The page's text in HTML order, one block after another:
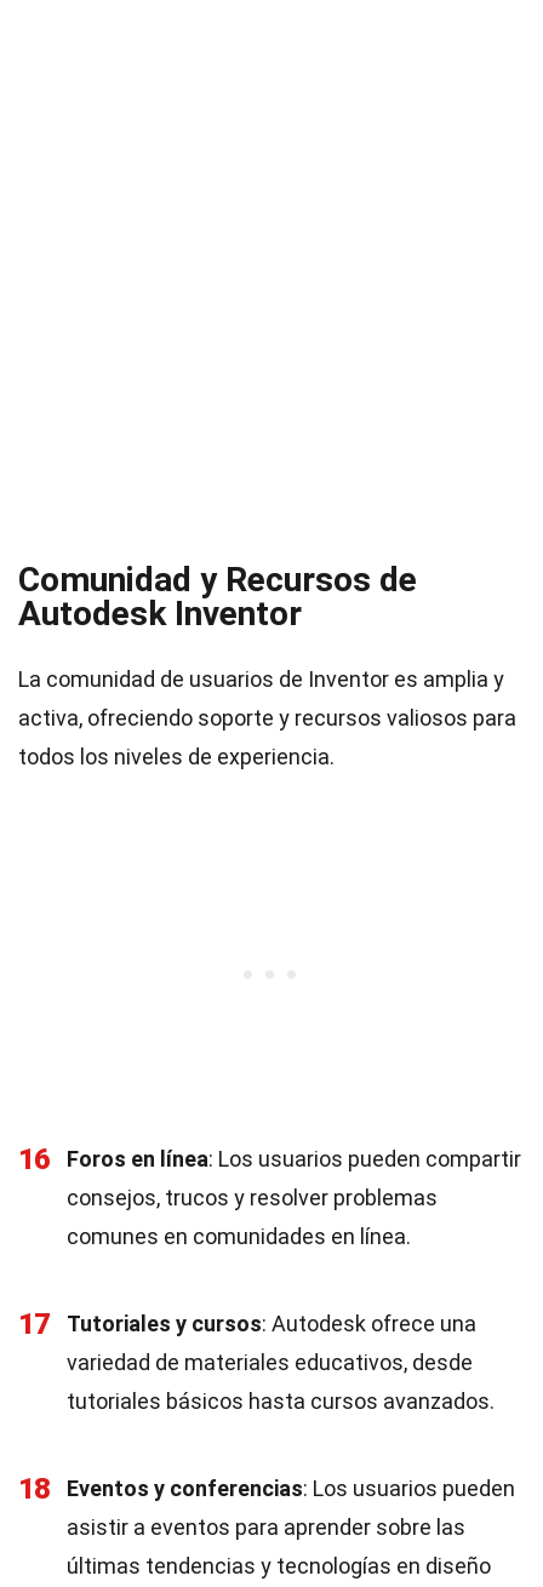
Comunidad y Recursos de
Autodesk Inventor
La comunidad de usuarios de Inventor es amplia y
activa, ofreciendo soporte y recursos valiosos para
todos los niveles de experiencia.
16 Foros en línea: Los usuarios pueden compartir
consejos, trucos y resolver problemas
comunes en comunidades en línea.
17 Tutoriales y cursos: Autodesk ofrece una
variedad de materiales educativos, desde
tutoriales básicos hasta cursos avanzados.
18 Eventos y conferencias: Los usuarios pueden
asistir a eventos para aprender sobre las
últimas tendencias y tecnologías en diseño